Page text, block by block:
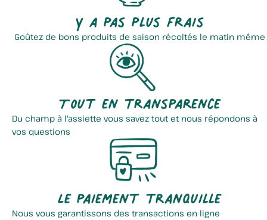
Y a pas plus frais
Goûtez de bons produits de saison récoltés le matin même
Tout en transparence
Du champ à l'assiette vous savez tout et nous répondons à
vos questions
Le paiement tranquille
Nous vous garantissons des transactions en ligne